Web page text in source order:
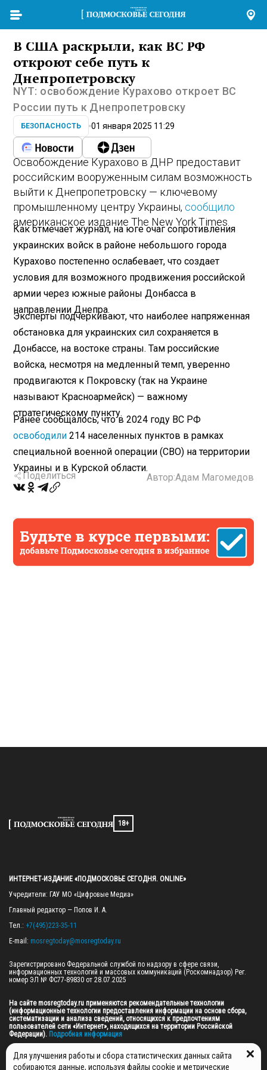
В США раскрыли, как ВС РФ
откроют себе путь к
Днепропетровску
NYT: освобождение Курахово откроет ВС
России путь к Днепропетровску
БЕЗОПАСНОСТЬ 01 января 2025 11:29
Освобождение Курахово в ДНР предоставит
российским вооруженным силам возможность
выйти к Днепропетровску — ключевому
промышленному центру Украины, сообщило
американское издание The New York Times.
Как отмечает журнал, на юге очаг сопротивления
украинских войск в районе небольшого города
Курахово постепенно ослабевает, что создает
условия для возможного продвижения российской
армии через южные районы Донбасса в
направлении Днепра.
Эксперты подчеркивают, что наиболее напряженная
обстановка для украинских сил сохраняется в
Донбассе, на востоке страны. Там российские
войска, несмотря на медленный темп, уверенно
продвигаются к Покровску (так на Украине
называют Красноармейск) — важному
стратегическому пункту.
Ранее сообщалось, что в 2024 году ВС РФ
освободили 214 населенных пунктов в рамках
специальной военной операции (СВО) на территории
Украины и в Курской области.
Поделиться Автор:Адам Магомедов
18+
ИНТЕРНЕТ-ИЗДАНИЕ «ПОДМОСКОВЬЕ СЕГОДНЯ. ONLINE»
Учредители: ГАУ МО «Цифровые Медиа»
Главный редактор — Попов И. А.
Тел.: +7(495)223-35-11
E-mail: mosregtoday@mosregtoday.ru
Зарегистрировано Федеральной службой по надзору в сфере связи,
информационных технологий и массовых коммуникаций (Роскомнадзор) Рег.
номер ЭЛ № ФС77-89830 от 28.07.2025
На сайте mosregtoday.ru применяются рекомендательные технологии
(информационные технологии предоставления информации на основе сбора,
систематизации и анализа сведений, относящихся к предпочтениям
пользователей сети «Интернет», находящихся на территории Российской
Федерации). Подробная информация
© 2026 ПРАВА НА ВСЕ МАТЕРИАЛЫ САЙТА ПРИНАДЛЕЖАТ ГАУ МО "ЦИФРОВЫЕ
МЕДИА" (ОГРН: 1255000059467).
Для улучшения работы и сбора статистических данных сайта
собираются данные, используя файлы cookie и метрические